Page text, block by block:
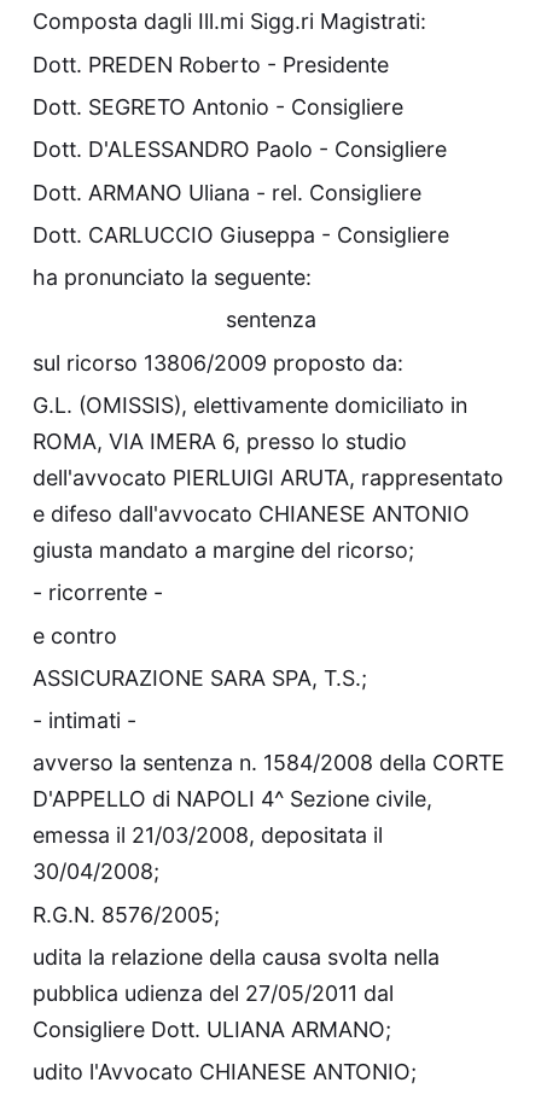
Composta dagli Ill.mi Sigg.ri Magistrati:
Dott. PREDEN Roberto - Presidente
Dott. SEGRETO Antonio - Consigliere
Dott. D'ALESSANDRO Paolo - Consigliere
Dott. ARMANO Uliana - rel. Consigliere
Dott. CARLUCCIO Giuseppa - Consigliere
ha pronunciato la seguente:
sentenza
sul ricorso 13806/2009 proposto da:
G.L. (OMISSIS), elettivamente domiciliato in
ROMA, VIA IMERA 6, presso lo studio
dell'avvocato PIERLUIGI ARUTA, rappresentato
e difeso dall'avvocato CHIANESE ANTONIO
giusta mandato a margine del ricorso;
- ricorrente -
e contro
ASSICURAZIONE SARA SPA, T.S.;
- intimati -
avverso la sentenza n. 1584/2008 della CORTE
D'APPELLO di NAPOLI 4^ Sezione civile,
emessa il 21/03/2008, depositata il
30/04/2008;
R.G.N. 8576/2005;
udita la relazione della causa svolta nella
pubblica udienza del 27/05/2011 dal
Consigliere Dott. ULIANA ARMANO;
udito l'Avvocato CHIANESE ANTONIO;